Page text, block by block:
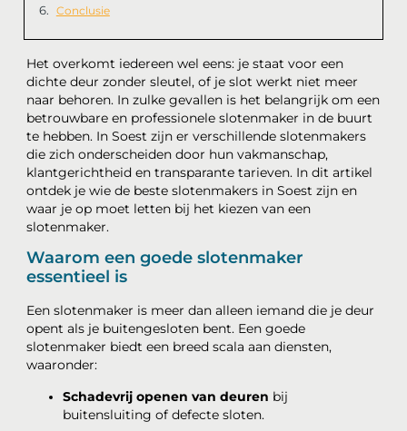
Het overkomt iedereen wel eens: je staat voor een
dichte deur zonder sleutel, of je slot werkt niet meer
naar behoren. In zulke gevallen is het belangrijk om een
betrouwbare en professionele slotenmaker in de buurt
te hebben. In Soest zijn er verschillende slotenmakers
die zich onderscheiden door hun vakmanschap,
klantgerichtheid en transparante tarieven. In dit artikel
ontdek je wie de beste slotenmakers in Soest zijn en
waar je op moet letten bij het kiezen van een
slotenmaker.
Waarom een goede slotenmaker
essentieel is
Een slotenmaker is meer dan alleen iemand die je deur
opent als je buitengesloten bent. Een goede
slotenmaker biedt een breed scala aan diensten,
waaronder:
Schadevrij openen van deuren bij
buitensluiting of defecte sloten.
Conclusie